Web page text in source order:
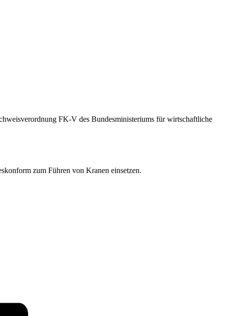
FK-V des Bundesministeriums für wirtschaftliche
zum Führen von Kranen einsetzen.